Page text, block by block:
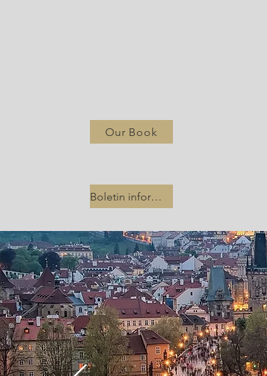
Our Book
Boletin informativo